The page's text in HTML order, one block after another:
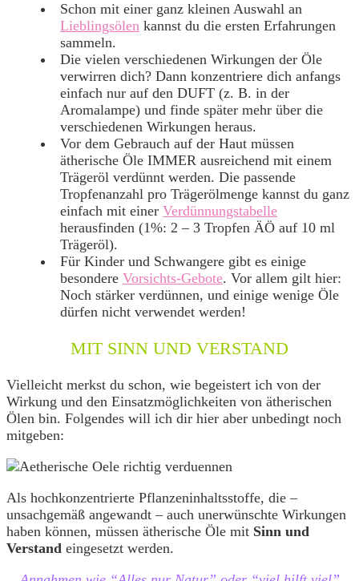
Schon mit einer ganz kleinen Auswahl an
Lieblingsölen kannst du die ersten Erfahrungen
sammeln.
Die vielen verschiedenen Wirkungen der Öle
verwirren dich? Dann konzentriere dich anfangs
einfach nur auf den DUFT (z. B. in der
Aromalampe) und finde später mehr über die
verschiedenen Wirkungen heraus.
Vor dem Gebrauch auf der Haut müssen
ätherische Öle IMMER ausreichend mit einem
Trägeröl verdünnt werden. Die passende
Tropfenanzahl pro Trägerölmenge kannst du ganz
einfach mit einer Verdünnungstabelle
herausfinden (1%: 2 – 3 Tropfen ÄÖ auf 10 ml
Trägeröl).
Für Kinder und Schwangere gibt es einige
besondere Vorsichts-Gebote. Vor allem gilt hier:
Noch stärker verdünnen, und einige wenige Öle
dürfen nicht verwendet werden!
MIT SINN UND VERSTAND
Vielleicht merkst du schon, wie begeistert ich von der
Wirkung und den Einsatzmöglichkeiten von ätherischen
Ölen bin. Folgendes will ich dir hier aber unbedingt noch
mitgeben:
Als hochkonzentrierte Pflanzeninhaltsstoffe, die –
unsachgemäß angewandt – auch unerwünschte Wirkungen
haben können, müssen ätherische Öle mit Sinn und
Verstand eingesetzt werden.